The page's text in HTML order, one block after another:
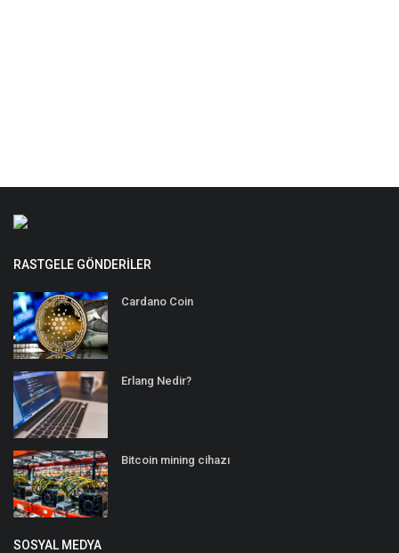
RASTGELE GÖNDERILER
Cardano Coin
Erlang Nedir?
Bitcoin mining cihazı
SOSYAL MEDYA